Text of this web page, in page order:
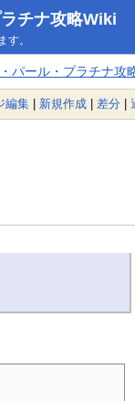
チナ攻略Wiki
す。
パール・プラチナ攻
編集 | 新規作成 | 差分 |